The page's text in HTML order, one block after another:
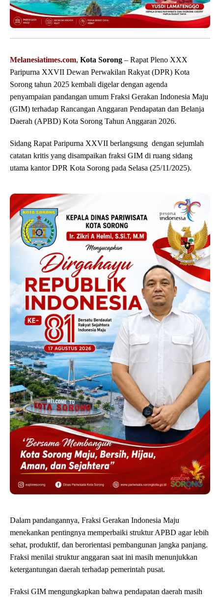
Melanesiatimes.com, Kota Sorong – Rapat Pleno XXX
Paripurna XXVII Dewan Perwakilan Rakyat (DPR) Kota
Sorong tahun 2025 kembali digelar dengan agenda
penyampaian pandangan umum Fraksi Gerakan Indonesia Maju
(GIM) terhadap Rancangan Anggaran Pendapatan dan Belanja
Daerah (APBD) Kota Sorong Tahun Anggaran 2026.
Sidang Rapat Paripurna XXVII berlangsung dengan sejumlah
catatan kritis yang disampaikan fraksi GIM di ruang sidang
utama kantor DPR Kota Sorong pada Selasa (25/11/2025).
Dalam pandangannya, Fraksi Gerakan Indonesia Maju
menekankan pentingnya memperbaiki struktur APBD agar lebih
sehat, produktif, dan berorientasi pembangunan jangka panjang.
Fraksi menilai struktur anggaran saat ini masih menunjukkan
ketergantungan daerah terhadap pemerintah pusat.
Fraksi GIM mengungkapkan bahwa pendapatan daerah masih